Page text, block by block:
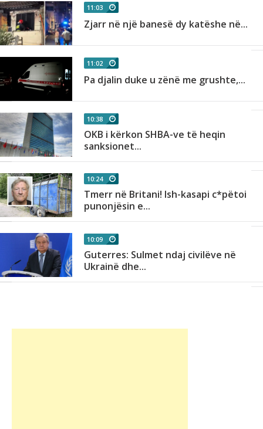
11:03
Zjarr në një banesë dy katëshe në...
11:02
Pa djalin duke u zënë me grushte,...
10:38
OKB i kërkon SHBA-ve të heqin
sanksionet...
10:24
Tmerr në Britani! Ish-kasapi c*pëtoi
punonjësin e...
10:09
Guterres: Sulmet ndaj civilëve në
Ukrainë dhe...